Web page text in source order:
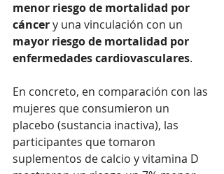
menor riesgo de mortalidad por
cáncer y una vinculación con un
mayor riesgo de mortalidad por
enfermedades cardiovasculares.
En concreto, en comparación con las
mujeres que consumieron un
placebo (sustancia inactiva), las
participantes que tomaron
suplementos de calcio y vitamina D